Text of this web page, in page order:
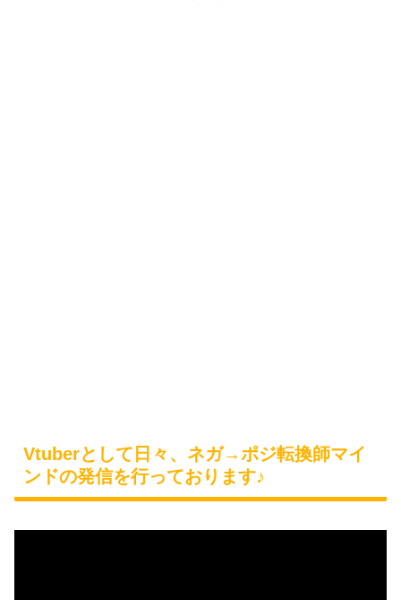
Vtuberとして日々、ネガ→ポジ転換師マイ
ンドの発信を行っております♪